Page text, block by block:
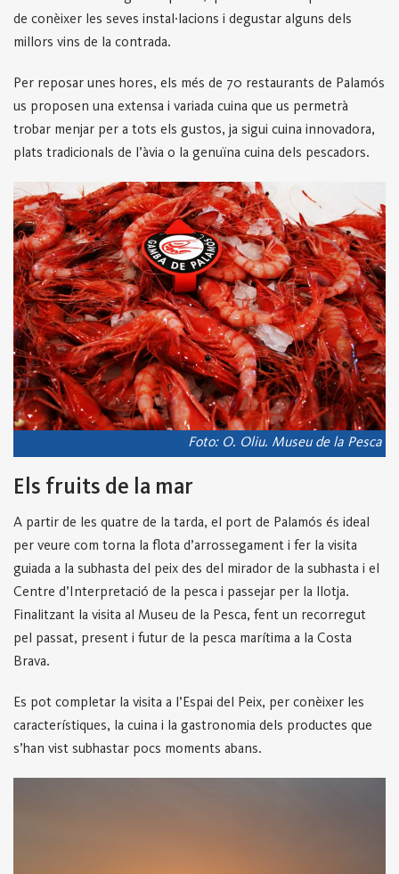
de conèixer les seves instal·lacions i degustar alguns dels
millors vins de la contrada.
Per reposar unes hores, els més de 70 restaurants de Palamós
us proposen una extensa i variada cuina que us permetrà
trobar menjar per a tots els gustos, ja sigui cuina innovadora,
plats tradicionals de l’àvia o la genuïna cuina dels pescadors.
Foto: O. Oliu. Museu de la Pesca
Els fruits de la mar
A partir de les quatre de la tarda, el port de Palamós és ideal
per veure com torna la flota d’arrossegament i fer la visita
guiada a la subhasta del peix des del mirador de la subhasta i el
Centre d’Interpretació de la pesca i passejar per la llotja.
Finalitzant la visita al Museu de la Pesca, fent un recorregut
pel passat, present i futur de la pesca marítima a la Costa
Brava.
Es pot completar la visita a l’Espai del Peix, per conèixer les
característiques, la cuina i la gastronomia dels productes que
s’han vist subhastar pocs moments abans.